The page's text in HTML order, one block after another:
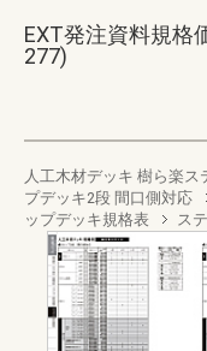
EXT発注資料規格
277)
人工木材デッキ 樹ら楽ス
プデッキ2段 間口側対応
ップデッキ規格表
ス